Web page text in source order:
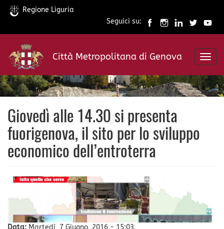
Salta
contenuto
principale
Regione Liguria
Seguici su:
Città Metropolitana di Genova
Giovedì alle 14.30 si presenta
fuorigenova, il sito per lo sviluppo
economico dell’entroterra
Data: Martedì, 7 Giugno, 2016 - 15:03